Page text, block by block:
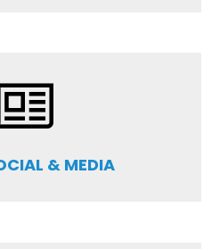
& MEDIA